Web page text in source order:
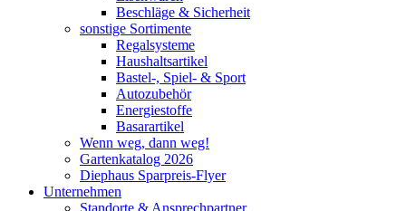
Beschläge & Sicherheit
sonstige Sortimente
Regalsysteme
Haushaltsartikel
Bastel-, Spiel- & Sport
Autozubehör
Energiestoffe
Basarartikel
Wenn weg, dann weg!
Gartenkatalog 2026
Diephaus Sparpreis-Flyer
Unternehmen
Standorte & Ansprechpartner